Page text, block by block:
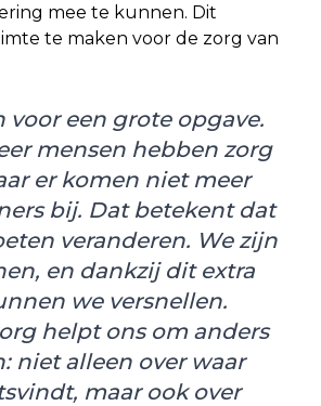
mee te kunnen. Dit
te maken voor de zorg van
voor een grote opgave.
mensen hebben zorg
er komen niet meer
bij. Dat betekent dat
veranderen. We zijn
en dankzij dit extra
we versnellen.
helpt ons om anders
niet alleen over waar
maar ook over